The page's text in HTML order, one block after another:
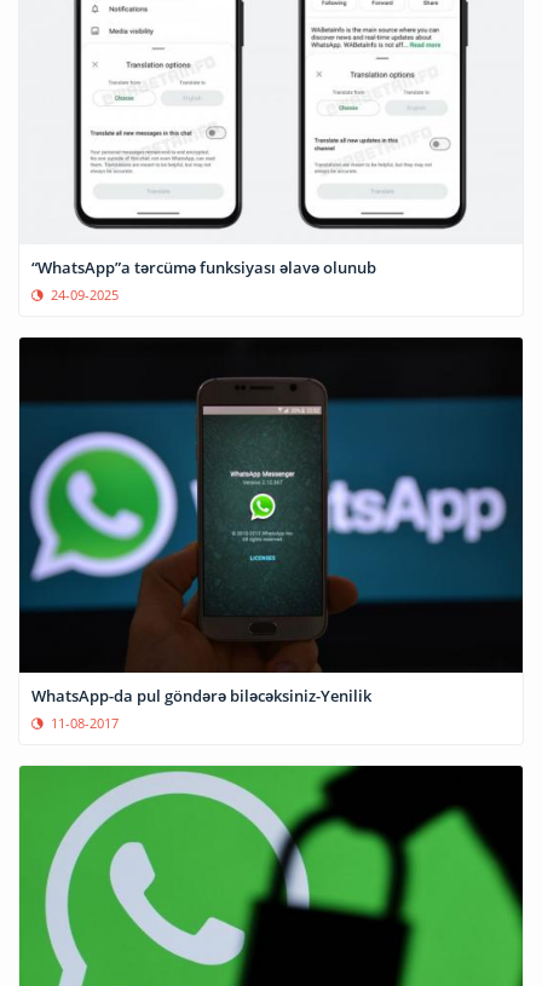
“WhatsApp”a tərcümə funksiyası əlavə olunub
24-09-2025
WhatsApp-da pul göndərə biləcəksiniz-Yenilik
11-08-2017